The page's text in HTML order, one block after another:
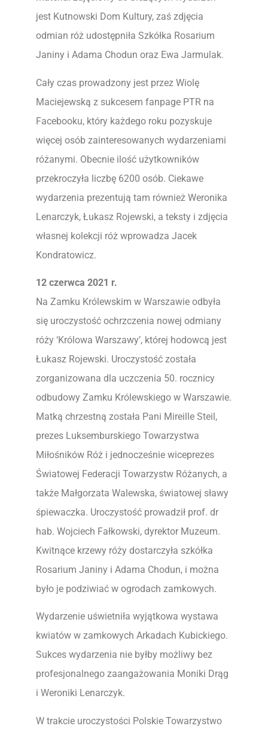
jest Kutnowski Dom Kultury, zaś zdjęcia
odmian róż udostępniła Szkółka Rosarium
Janiny i Adama Chodun oraz Ewa Jarmulak.
Cały czas prowadzony jest przez Wiolę
Maciejewską z sukcesem fanpage PTR na
Facebooku, który każdego roku pozyskuje
więcej osób zainteresowanych wydarzeniami
różanymi. Obecnie ilość użytkowników
przekroczyła liczbę 6200 osób. Ciekawe
wydarzenia prezentują tam również Weronika
Lenarczyk, Łukasz Rojewski, a teksty i zdjęcia
własnej kolekcji róż wprowadza Jacek
Kondratowicz.
12 czerwca 2021 r.
Na Zamku Królewskim w Warszawie odbyła
się uroczystość ochrzczenia nowej odmiany
róży ‘Królowa Warszawy’, której hodowcą jest
Łukasz Rojewski. Uroczystość została
zorganizowana dla uczczenia 50. rocznicy
odbudowy Zamku Królewskiego w Warszawie.
Matką chrzestną została Pani Mireille Steil,
prezes Luksemburskiego Towarzystwa
Miłośników Róż i jednocześnie wiceprezes
Światowej Federacji Towarzystw Różanych, a
także Małgorzata Walewska, światowej sławy
śpiewaczka. Uroczystość prowadził prof. dr
hab. Wojciech Fałkowski, dyrektor Muzeum.
Kwitnące krzewy róży dostarczyła szkółka
Rosarium Janiny i Adama Chodun, i można
było je podziwiać w ogrodach zamkowych.
Wydarzenie uświetniła wyjątkowa wystawa
kwiatów w zamkowych Arkadach Kubickiego.
Sukces wydarzenia nie byłby możliwy bez
profesjonalnego zaangażowania Moniki Drąg
i Weroniki Lenarczyk.
W trakcie uroczystości Polskie Towarzystwo